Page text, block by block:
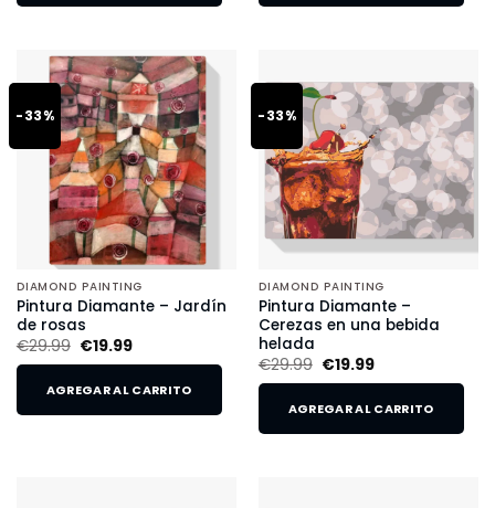
-33%
DIAMOND PAINTING
Pintura Diamante – Jardín
de rosas
€29.99 €19.99
AGREGAR AL CARRITO
-33%
DIAMOND PAINTING
Pintura Diamante –
Cerezas en una bebida
helada
€29.99 €19.99
AGREGAR AL CARRITO